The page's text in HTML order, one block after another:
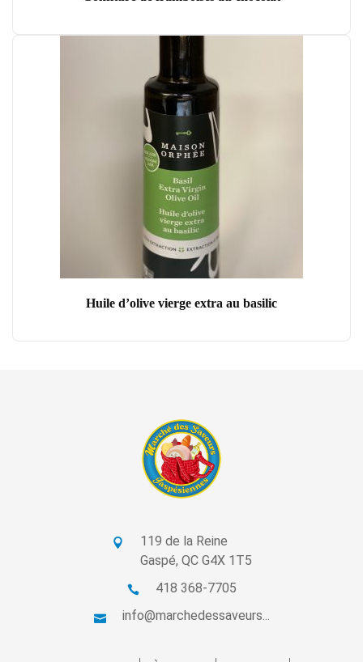
Huile d’olive vierge extra au basilic
119 de la Reine
Gaspé, QC G4X 1T5
418 368-7705
info@marchedessaveurs...